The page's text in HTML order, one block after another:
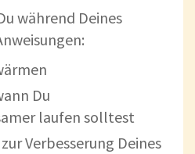
während Deines
Du
laufen solltest
Verbesserung Deines